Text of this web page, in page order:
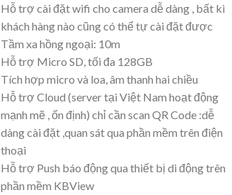
Hỗ trợ cài đặt wifi cho camera dễ dàng , bất kì
khách hàng nào cũng có thể tự cài đặt được
Tầm xa hồng ngoại: 10m
Hỗ trợ Micro SD, tối đa 128GB
Tích hợp micro và loa, âm thanh hai chiều
Hỗ trợ Cloud (server tại Việt Nam hoạt động
mạnh mẽ , ổn định) chỉ cần scan QR Code :dễ
dàng cài đặt ,quan sát qua phần mềm trên điện
thoại
Hỗ trợ Push báo động qua thiết bị di động trên
phần mềm KBView